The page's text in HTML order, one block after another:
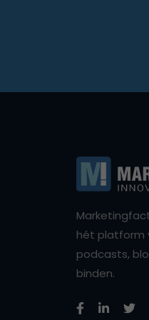
hét platform
podcasts,
binden.